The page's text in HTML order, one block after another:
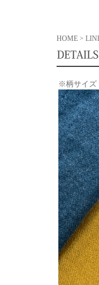
HOME >
※柄サイズ